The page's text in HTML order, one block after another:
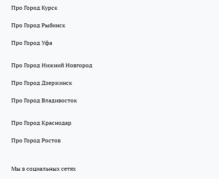
Про Город Курск
Про Город Рыбинск
Про Город Уфа
Про Город Нижний Новгород
Про Город Дзержинск
Про Город Владивосток
Про Город Краснодар
Про Город Ростов
Мы в социальных сетях